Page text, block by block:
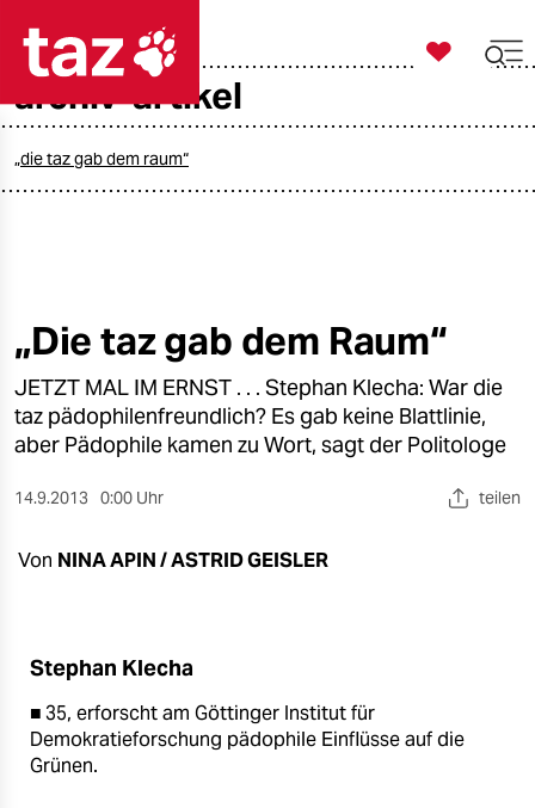
öko
gesellschaft
kultur
sport
verlag
verlag

taz zahl ich
archiv-artikel
„die taz gab dem raum“
„Die taz gab dem Raum“
JETZT MAL IM ERNST . . . Stephan Klecha: War die
taz pädophilenfreundlich? Es gab keine Blattlinie,
aber Pädophile kamen zu Wort, sagt der Politologe
14.9.2013 0:00 Uhr teilen
Von NINA APIN / ASTRID GEISLER
Stephan Klecha
■ 35, erforscht am Göttinger Institut für
Demokratieforschung pädophile Einflüsse auf die
Grünen.